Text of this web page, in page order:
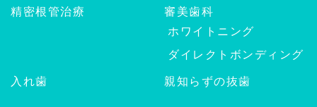
精密根管治療
審美歯科
ホワイトニング
ダイレクトボンディング
入れ歯 親知らずの抜歯